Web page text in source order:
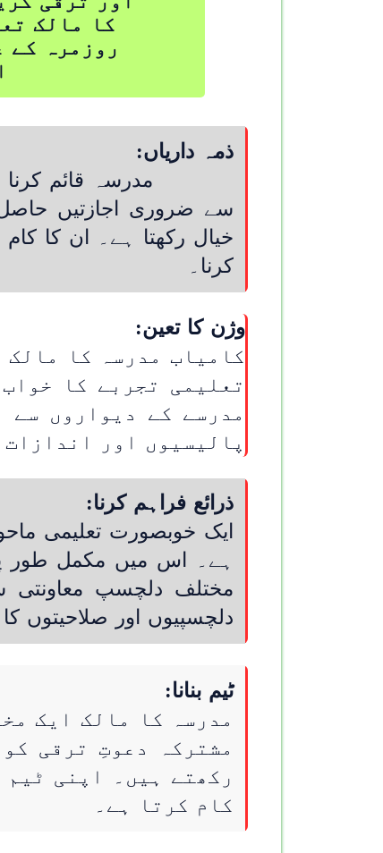
کا مالک
روزمرہ کے
ذمہ داریاں:
مدرسہ قائم کرنا
سے ضروری اجازتیں حاصل
خیال رکھتا ہے۔ ان کا
کرنا۔
وژن کا تعین:
کامیاب مدرسہ کا
تعلیمی تجربے کا
مدرسے کے دیواروں
پالیسیوں اور
ذرائع فراہم کرنا:
ایک خوبصورت تعلیمی
ہے۔ اس میں مکمل طور
مختلف دلچسپ معاونتی
دلچسپیوں اور صلاحیتوں
ٹیم بنانا:
مدرسہ کا مالک ایک
مشترکہ دعوتِ ترقی
رکھتے ہیں۔ اپنی
کام کرتا ہے۔